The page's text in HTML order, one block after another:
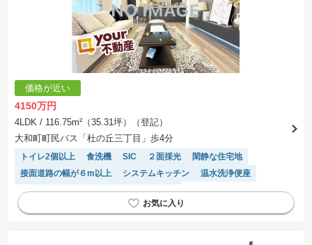
価格が近い
4150万円
4LDK / 116.75m²（35.31坪）（登記）
大和町町民バス「杜の丘三丁目」歩4分
トイレ2個以上 食洗機 SIC ２面採光
閑静な住宅地
接面道路の幅が６m以上
システムキッチン
温水洗浄便座
窓付き浴室
陽当り良好
対面キッチン
モニター付きインターホン
WIC 浴室乾燥機